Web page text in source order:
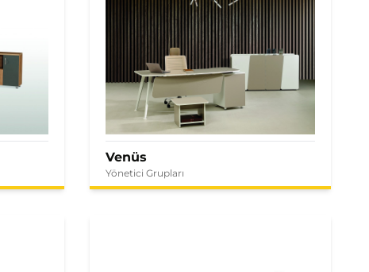
Venüs
Yönetici Grupları